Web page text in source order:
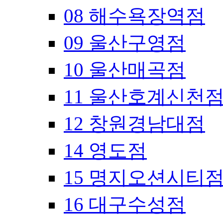
08 해수욕장역점
09 울산구영점
10 울산매곡점
11 울산호계신천
12 창원경남대점
14 영도점
15 명지오션시티
16 대구수성점